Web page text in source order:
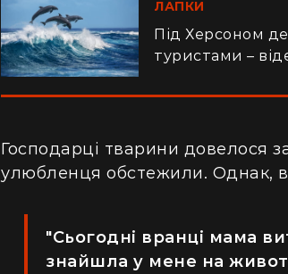
ЛАПКИ
Під Херсоном
туристами –
Господарці тварини довелося
улюбленця обстежили. Однак,
"Сьогодні вранці мама
знайшла у мене на